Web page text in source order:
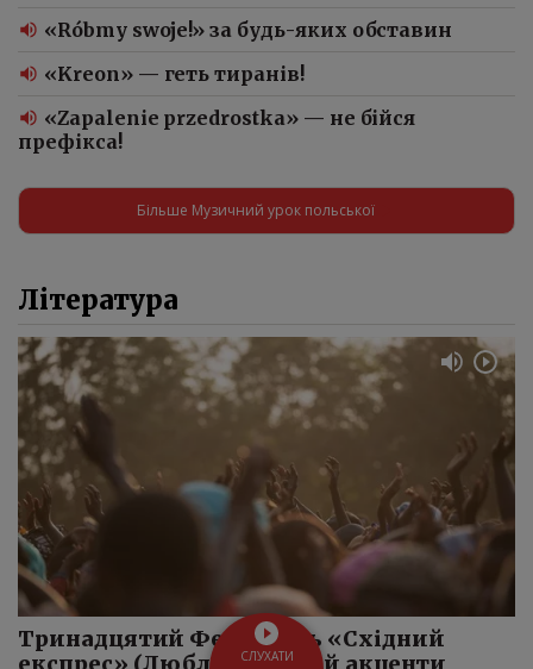
СЛУХАТИ
«Róbmy swoje!» за будь-яких обставин
«Kreon» — геть тиранів!
«Zapalenie przedrostka» — не бійся
префікса!
Більше Музичний урок польської
Література
Тринадцятий Фестиваль «Східний
експрес» (Люблін): теми й акценти